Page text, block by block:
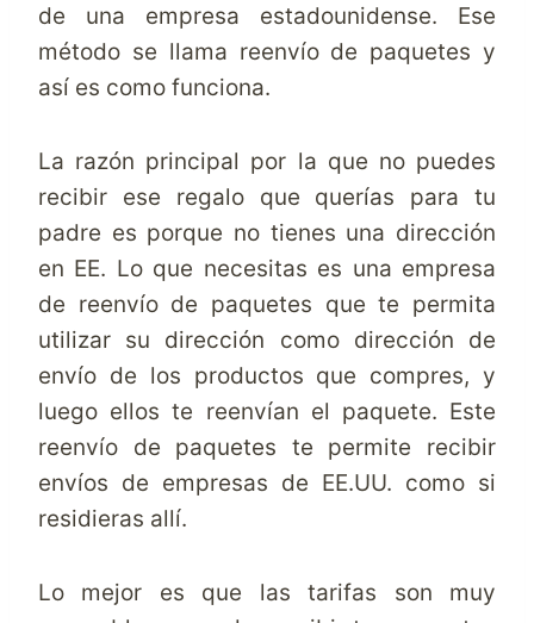
de una empresa estadounidense. Ese
método se llama reenvío de paquetes y
así es como funciona.
La razón principal por la que no puedes
recibir ese regalo que querías para tu
padre es porque no tienes una dirección
en EE. Lo que necesitas es una empresa
de reenvío de paquetes que te permita
utilizar su dirección como dirección de
envío de los productos que compres, y
luego ellos te reenvían el paquete. Este
reenvío de paquetes te permite recibir
envíos de empresas de EE.UU. como si
residieras allí.
Lo mejor es que las tarifas son muy